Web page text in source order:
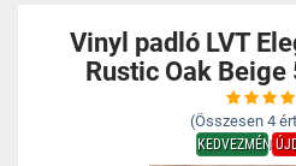
Vinyl padló LVT
Rustic Oak
(Összesen 4
KEDVEZMÉNY